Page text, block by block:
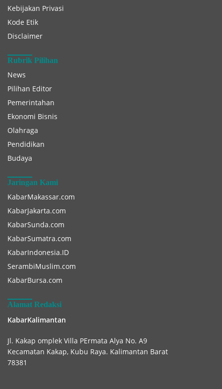
Kebijakan Privasi
Kode Etik
Disclaimer
Rubrik Pilihan
News
Pilihan Editor
Pemerintahan
Ekonomi Bisnis
Olahraga
Pendidikan
Budaya
Jaringan Kami
KabarMakassar.com
KabarJakarta.com
KabarSunda.com
KabarSumatra.com
KabarIndonesia.ID
SerambiMuslim.com
KabarBursa.com
Alamat Redaksi
KabarKalimantan
Jl. Kakap omplek Villa PErmata Alya No. A9
Kecamatan Kakap, Kubu Raya. Kalimantan Barat
78381